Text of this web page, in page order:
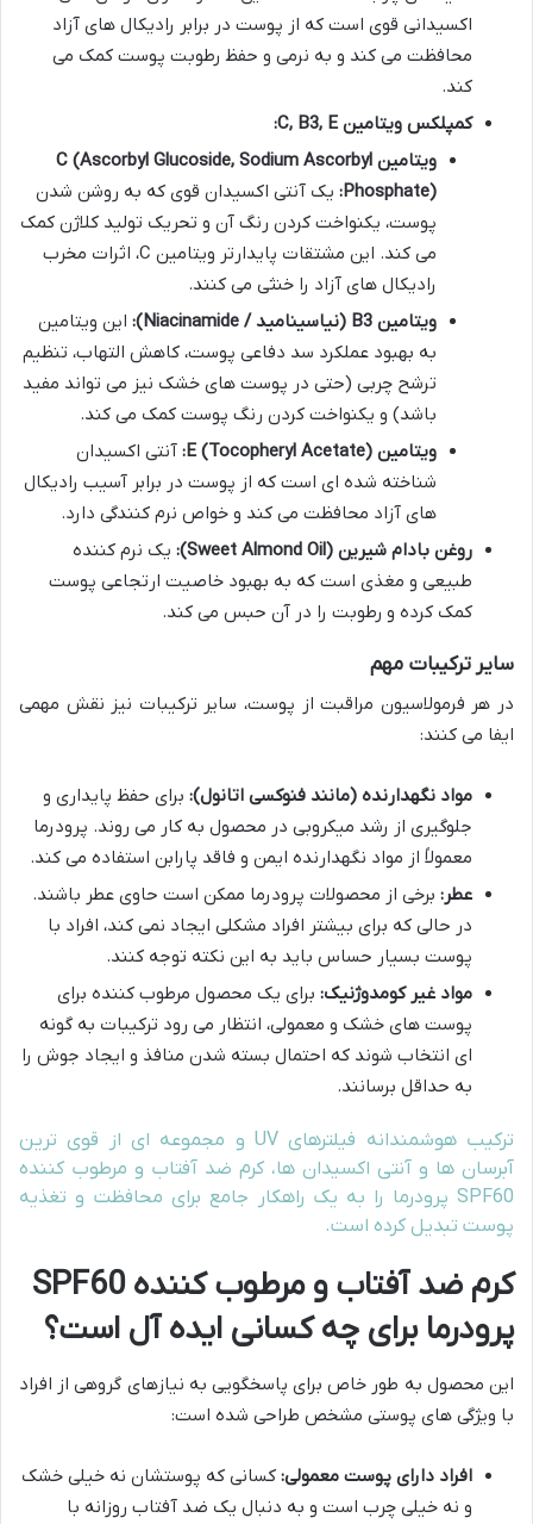
اکسیدانی قوی است که از پوست در برابر رادیکال های آزاد
محافظت می کند و به نرمی و حفظ رطوبت پوست کمک می
کند.
کمپلکس ویتامین C, B3, E:
ویتامین C (Ascorbyl Glucoside, Sodium Ascorbyl
Phosphate): یک آنتی اکسیدان قوی که به روشن شدن
پوست، یکنواخت کردن رنگ آن و تحریک تولید کلاژن کمک
می کند. این مشتقات پایدارتر ویتامین C، اثرات مخرب
رادیکال های آزاد را خنثی می کنند.
ویتامین B3 (نیاسینامید / Niacinamide):
این ویتامین
به بهبود عملکرد سد دفاعی پوست، کاهش التهاب، تنظیم
ترشح چربی (حتی در پوست های خشک نیز می تواند مفید
باشد) و یکنواخت کردن رنگ پوست کمک می کند.
ویتامین E (Tocopheryl Acetate):
آنتی اکسیدان
شناخته شده ای است که از پوست در برابر آسیب رادیکال
های آزاد محافظت می کند و خواص نرم کنندگی دارد.
روغن بادام شیرین (Sweet Almond Oil):
یک نرم کننده
طبیعی و مغذی است که به بهبود خاصیت ارتجاعی پوست
کمک کرده و رطوبت را در آن حبس می کند.
سایر ترکیبات مهم
در هر فرمولاسیون مراقبت از پوست، سایر ترکیبات نیز نقش مهمی
ایفا می کنند:
مواد نگهدارنده (مانند فنوکسی اتانول): برای حفظ پایداری و
جلوگیری از رشد میکروبی در محصول به کار می روند. پرودرما
معمولاً از مواد نگهدارنده ایمن و فاقد پارابن استفاده می کند.
عطر: برخی از محصولات پرودرما ممکن است حاوی عطر باشند.
در حالی که برای بیشتر افراد مشکلی ایجاد نمی کند، افراد با
پوست بسیار حساس باید به این نکته توجه کنند.
مواد غیر کومدوژنیک: برای یک محصول مرطوب کننده برای
پوست های خشک و معمولی، انتظار می رود ترکیبات به گونه
ای انتخاب شوند که احتمال بسته شدن منافذ و ایجاد جوش را
به حداقل برسانند.
ترکیب هوشمندانه فیلترهای UV و مجموعه ای از قوی ترین
آبرسان ها و آنتی اکسیدان ها، کرم ضد آفتاب و مرطوب کننده
SPF60 پرودرما را به یک راهکار جامع برای محافظت و تغذیه
پوست تبدیل کرده است.
کرم ضد آفتاب و مرطوب کننده SPF60
پرودرما برای چه کسانی ایده آل است؟
این محصول به طور خاص برای پاسخگویی به نیازهای گروهی از افراد
با ویژگی های پوستی مشخص طراحی شده است:
افراد دارای پوست معمولی: کسانی که پوستشان نه خیلی خشک
و نه خیلی چرب است و به دنبال یک ضد آفتاب روزانه با